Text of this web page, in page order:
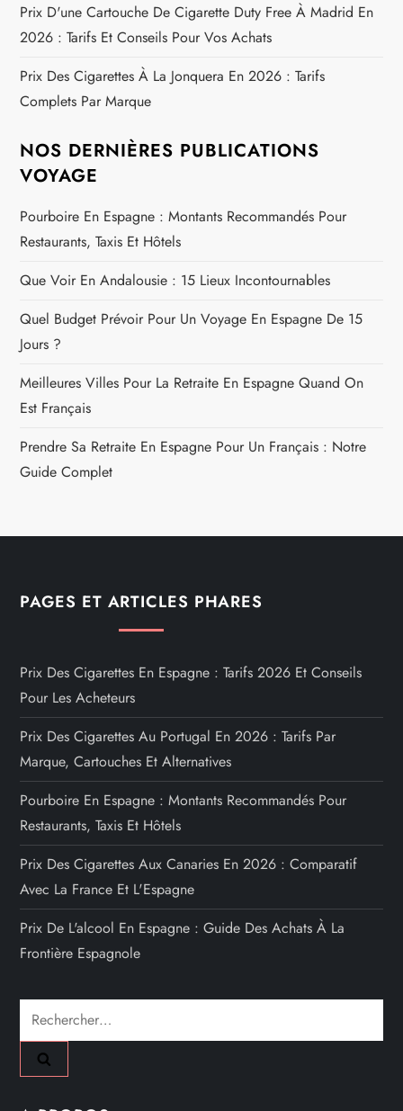
Prix D'une Cartouche De Cigarette Duty Free À Madrid En
2026 : Tarifs Et Conseils Pour Vos Achats
Prix Des Cigarettes À La Jonquera En 2026 : Tarifs
Complets Par Marque
NOS DERNIÈRES PUBLICATIONS
VOYAGE
Pourboire En Espagne : Montants Recommandés Pour
Restaurants, Taxis Et Hôtels
Que Voir En Andalousie : 15 Lieux Incontournables
Quel Budget Prévoir Pour Un Voyage En Espagne De 15
Jours ?
Meilleures Villes Pour La Retraite En Espagne Quand On
Est Français
Prendre Sa Retraite En Espagne Pour Un Français : Notre
Guide Complet
PAGES ET ARTICLES PHARES
Prix Des Cigarettes En Espagne : Tarifs 2026 Et Conseils
Pour Les Acheteurs
Prix Des Cigarettes Au Portugal En 2026 : Tarifs Par
Marque, Cartouches Et Alternatives
Pourboire En Espagne : Montants Recommandés Pour
Restaurants, Taxis Et Hôtels
Prix Des Cigarettes Aux Canaries En 2026 : Comparatif
Avec La France Et L'Espagne
Prix De L'alcool En Espagne : Guide Des Achats À La
Frontière Espagnole
Rechercher :